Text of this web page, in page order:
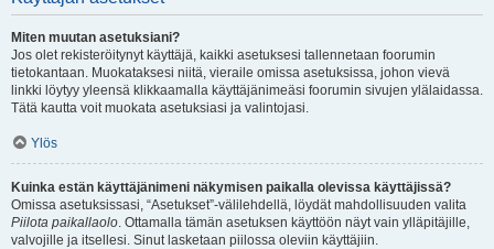
Miten muutan asetuksiani?
Jos olet rekisteröitynyt käyttäjä, kaikki asetuksesi tallennetaan foorumin
tietokantaan. Muokataksesi niitä, vieraile omissa asetuksissa, johon vievä
linkki löytyy yleensä klikkaamalla käyttäjänimeäsi foorumin sivujen ylälaidassa.
Tätä kautta voit muokata asetuksiasi ja valintojasi.
Ylös
Kuinka estän käyttäjänimeni näkymisen paikalla olevissa käyttäjissä?
Omissa asetuksissasi, “Asetukset”-välilehdellä, löydät mahdollisuuden valita
Piilota paikallaolo. Ottamalla tämän asetuksen käyttöön näyt vain ylläpitäjille,
valvojille ja itsellesi. Sinut lasketaan piilossa oleviin käyttäjiin.